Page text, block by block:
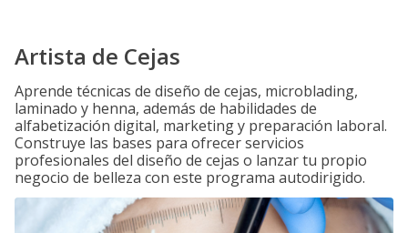
Artista de Cejas
Aprende técnicas de diseño de cejas, microblading,
laminado y henna, además de habilidades de
alfabetización digital, marketing y preparación laboral.
Construye las bases para ofrecer servicios
profesionales del diseño de cejas o lanzar tu propio
negocio de belleza con este programa autodirigido.